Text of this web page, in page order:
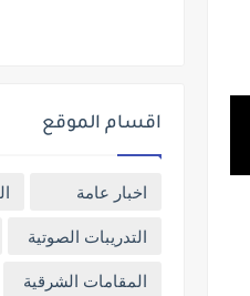
اقسام الموقع
اخبار عامة
التدريبات الصوتية
المقامات الشرقية